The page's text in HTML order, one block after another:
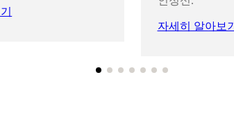
자세히 알아보기